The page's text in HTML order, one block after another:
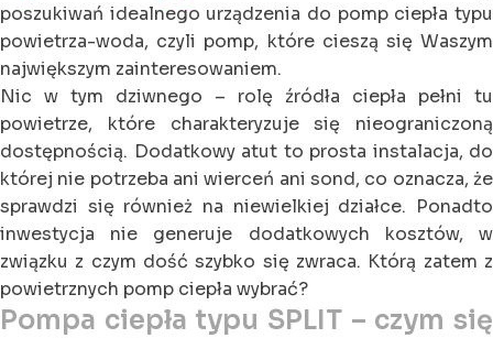
poszukiwań idealnego urządzenia do pomp ciepła typu
powietrza-woda, czyli pomp, które cieszą się Waszym
największym zainteresowaniem.
Nic w tym dziwnego – rolę źródła ciepła pełni tu
powietrze, które charakteryzuje się nieograniczoną
dostępnością. Dodatkowy atut to prosta instalacja, do
której nie potrzeba ani wierceń ani sond, co oznacza, że
sprawdzi się również na niewielkiej działce. Ponadto
inwestycja nie generuje dodatkowych kosztów, w
związku z czym dość szybko się zwraca. Którą zatem z
powietrznych pomp ciepła wybrać?
Pompa ciepła typu SPLIT – czym się